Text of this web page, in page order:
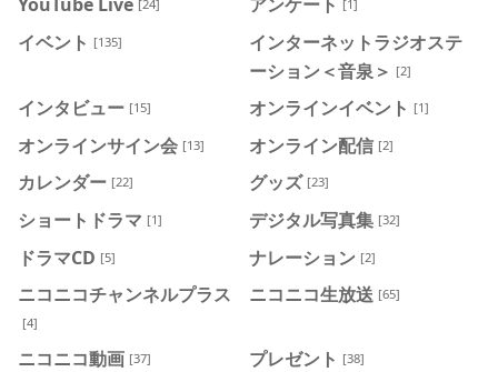
[24] [1]
イベント [135]
インターネットラジオステ
ーション＜音泉＞ [2]
インタビュー [15] オンラインイベント [1]
オンラインサイン会 [13] オンライン配信 [2]
カレンダー [22] グッズ [23]
ショートドラマ [1] デジタル写真集 [32]
ドラマCD [5] ナレーション [2]
ニコニコチャンネルプラス
[4]
ニコニコ生放送 [65]
ニコニコ動画 [37] プレゼント [38]